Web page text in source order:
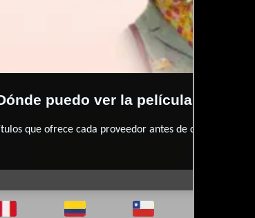
puedo ver la películas Bruno?
que ofrece cada proveedor antes de comprar,